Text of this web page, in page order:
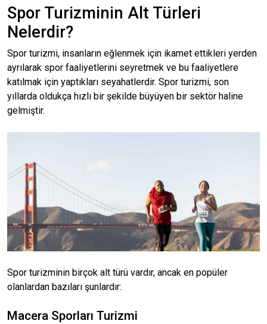
Spor Turizminin Alt Türleri
Nelerdir?
Spor turizmi, insanların eğlenmek için ikamet ettikleri yerden
ayrılarak spor faaliyetlerini seyretmek ve bu faaliyetlere
katılmak için yaptıkları seyahatlerdir. Spor turizmi, son
yıllarda oldukça hızlı bir şekilde büyüyen bir sektör haline
gelmiştir.
Spor turizminin birçok alt türü vardır, ancak en popüler
olanlardan bazıları şunlardır:
Macera Sporları Turizmi